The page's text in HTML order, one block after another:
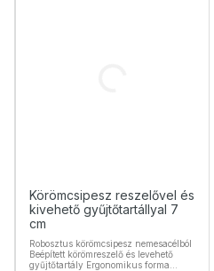
Körömcsipesz reszelővel és
kivehető gyűjtőtartállyal 7
cm
Robosztus körömcsipesz nemesacélból
Beépített körömreszelő és levehető
gyűjtőtartály Ergonomikus forma